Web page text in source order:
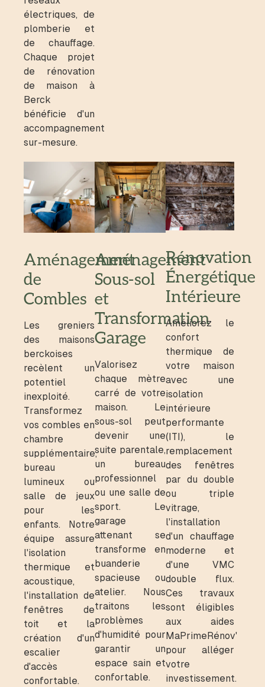
électriques, de
plomberie et
de chauffage.
Chaque projet
de rénovation
de maison à
Berck
bénéficie d'un
accompagnement
sur-mesure.
Aménagement
de
Combles
Les greniers
des maisons
berckoises
recèlent un
potentiel
inexploité.
Transformez
vos combles en
chambre
supplémentaire,
bureau
lumineux ou
salle de jeux
pour les
enfants. Notre
équipe assure
l'isolation
thermique et
acoustique,
l'installation de
fenêtres de
toit et la
création d'un
escalier
d'accès
confortable.
Aménagement
Sous-sol
et
Transformation
Garage
Valorisez
chaque mètre
carré de votre
maison. Le
sous-sol peut
devenir une
suite parentale,
un bureau
professionnel
ou une salle de
sport. Le
garage
attenant se
transforme en
buanderie
spacieuse ou
atelier. Nous
traitons les
problèmes
d'humidité pour
garantir un
espace sain et
confortable.
Rénovation
Énergétique
Intérieure
Améliorez le
confort
thermique de
votre maison
avec une
isolation
intérieure
performante
(ITI), le
remplacement
des fenêtres
par du double
ou triple
vitrage,
l'installation
d'un chauffage
moderne et
d'une VMC
double flux.
Ces travaux
sont éligibles
aux aides
MaPrimeRénov'
pour alléger
votre
investissement.